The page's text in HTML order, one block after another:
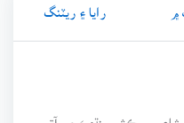
۾ رايا ۽ ريٽنگ
شاعر سرڪش سنڌيءَ جي آتم